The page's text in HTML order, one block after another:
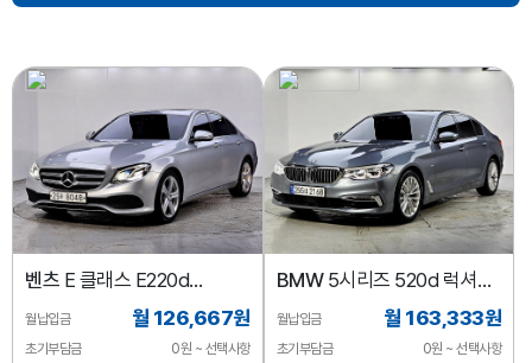
벤츠 E 클래스 E220d
아방가르드
월납입금 월 126,667원
초기부담금
0원 ~ 선택사항
BMW5시리즈 520d 럭셔리
스페셜 에디션
월납입금 월 163,333원
초기부담금
0원 ~ 선택사항